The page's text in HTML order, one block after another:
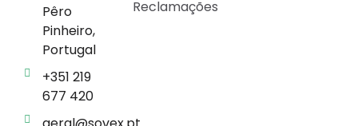
Pêro
Pinheiro,
Portugal
+351 219
677 420
Reclamações